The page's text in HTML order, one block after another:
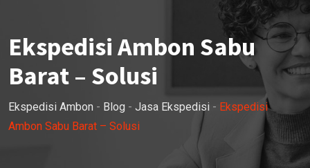
Ekspedisi Ambon Sabu
Barat – Solusi
Ekspedisi Ambon - Blog - Jasa Ekspedisi - Ekspedisi
Ambon Sabu Barat – Solusi